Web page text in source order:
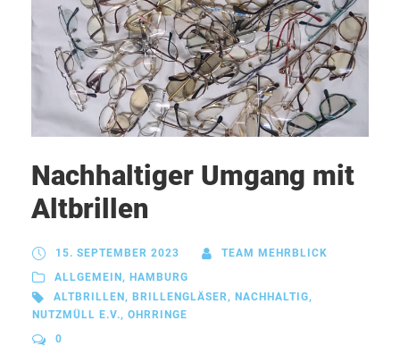
Nachhaltiger Umgang mit
Altbrillen
15. SEPTEMBER 2023
TEAM MEHRBLICK
ALLGEMEIN, HAMBURG
ALTBRILLEN, BRILLENGLÄSER, NACHHALTIG,
NUTZMÜLL E.V., OHRRINGE
0